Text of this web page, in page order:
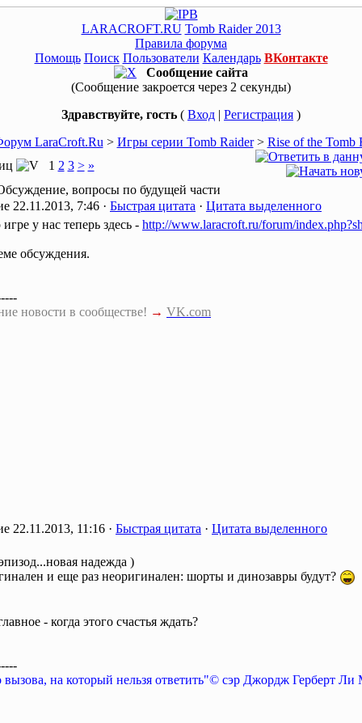
LARACROFT.RU Tomb Raider 2013
Правила форума
Помощь Поиск Пользователи Календарь ВКонтакте
Сообщение сайта
(Сообщение закроется через 2 секунды)
Здравствуйте, гость ( Вход | Регистрация )
LaraCroft.Ru > Игры серии Tomb Raider> Rise of the Tomb
1 2 3 > »
вопросы по будущей части
22.11.2013, 7:46 · Быстрая цитата · Цитата выделенного
у нас теперь здесь - http://www.laracroft.ru/forum/
обсуждения.
новости в сообществе! → VK.com
22.11.2013, 11:16 · Быстрая цитата · Цитата выделенного
надежда )
и еще раз неоригинален: шорты и динозавры будут?
- когда этого счастья ждать?
вызова, на который нельзя ответить"© сэр Джордж Герберт Ли